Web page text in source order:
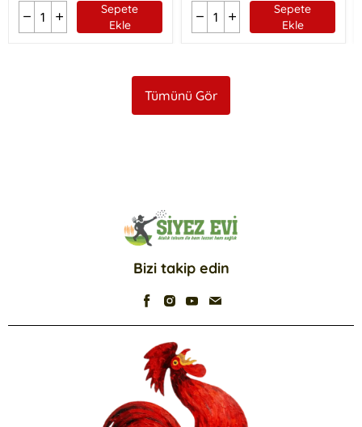
Sepete
Ekle
Sepete
Ekle
Tümünü Gör
Bizi takip edin